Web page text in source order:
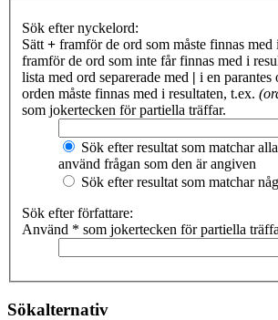
Sök efter nyckelord:
Sätt + framför de ord som måste finnas med
framför de ord som inte får finnas med i
lista med ord separerade med | i en parantes
orden måste finnas med i resultaten, t.ex.
som jokertecken för partiella träffar.
Sök efter resultat som matchar
använd frågan som den är angiven
Sök efter resultat som matchar
Sök efter författare:
Använd * som jokertecken för partiella
Sökalternativ